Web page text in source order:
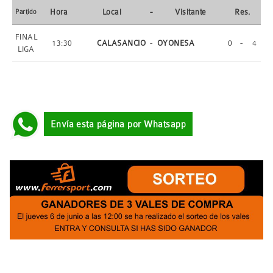
Partido Hora Local - Visitante Res.
FINAL
LIGA
13:30 CALASANCIO - OYONESA 0 - 4
Envía esta página por Whatsapp